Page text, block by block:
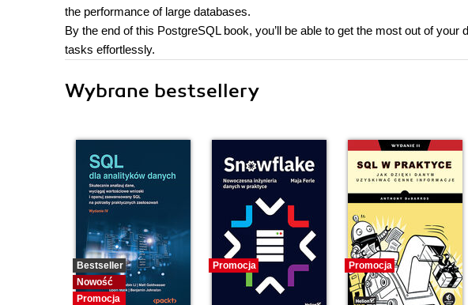
the performance of large databases.
By the end of this PostgreSQL book, you’ll be able to get the most out of
tasks effortlessly.
Wybrane bestsellery
Bestseller
Nowość
Promocja
Promocja Promocja